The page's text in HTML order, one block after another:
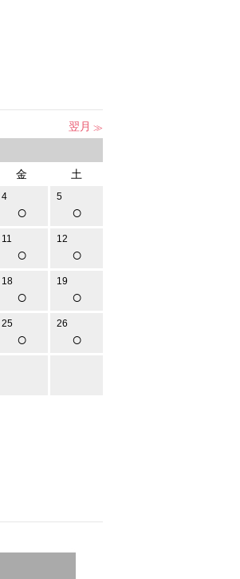
翌月
金 土
4
○
5
○
11
○
12
○
18
○
19
○
25
○
26
○